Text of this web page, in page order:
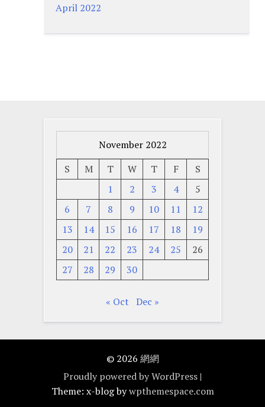
April 2022
November 2022
S
M T W T F
S
1
2 3 4
5
6
7 8 9 10 11
12
13
14 15 16 17 18
19
20
21 22 23 24 25
26
27
28 29 30
« Oct Dec »
© 2026 網網
Proudly powered by WordPress |
Theme: x-blog bywpthemespace.com